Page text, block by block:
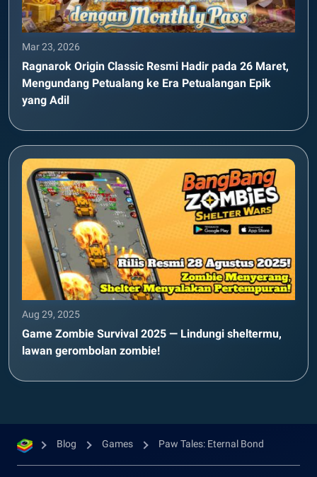
Mar 23, 2026
Ragnarok Origin Classic Resmi Hadir pada 26 Maret,
Mengundang Petualang ke Era Petualangan Epik
yang Adil
Aug 29, 2025
Game Zombie Survival 2025 — Lindungi sheltermu,
lawan gerombolan zombie!
Blog Games Paw Tales: Eternal Bond